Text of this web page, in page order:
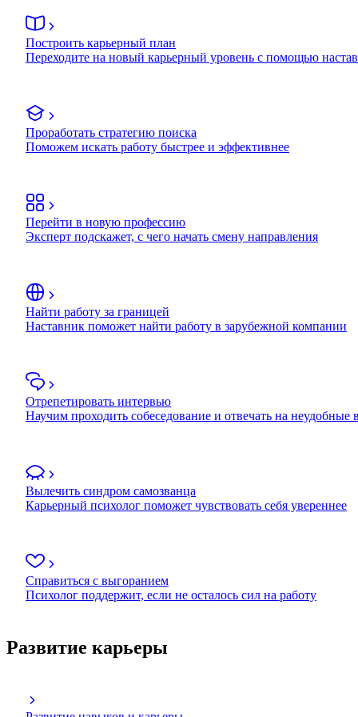
Построить карьерный план
Переходите на новый карьерный уровень с помощью
Проработать стратегию поиска
Поможем искать работу быстрее и эффективнее
Перейти в новую профессию
Эксперт подскажет, с чего начать смену направления
Найти работу за границей
Наставник поможет найти работу в зарубежной компании
Отрепетировать интервью
Научим проходить собеседование и отвечать на неудобные
Вылечить синдром самозванца
Карьерный психолог поможет чувствовать себя увереннее
Справиться с выгоранием
Психолог поддержит, если не осталось сил на работу
Развитие карьеры